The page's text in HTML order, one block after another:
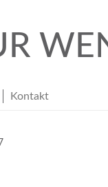
Kontakt